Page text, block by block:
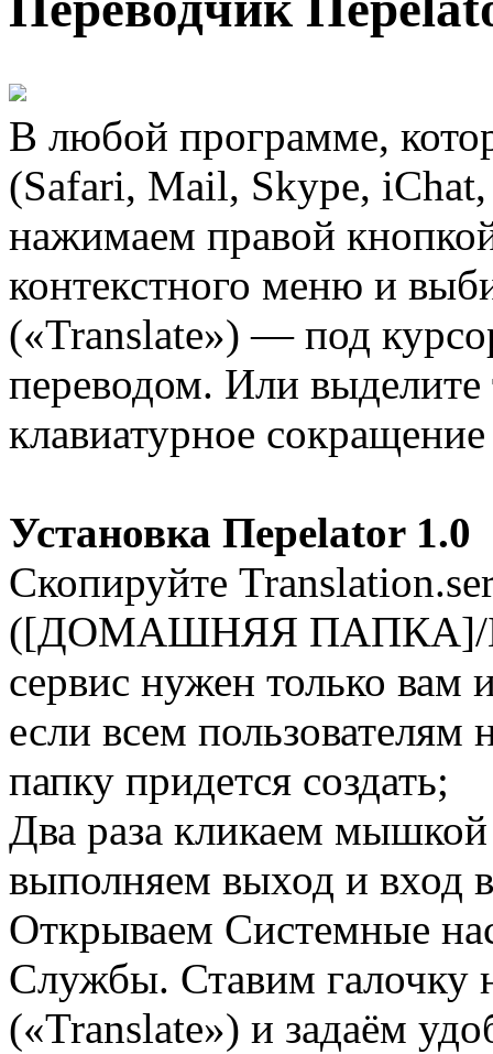
В любой программе,
(Safari, Mail, Skype,
нажимаем правой
контекстного меню и
(«Translate») — под
переводом. Или выделите
клавиатурное сокращение
Установка Переlator 1.0
Скопируйте
([ДОМАШНЯЯ ПАПКА]/
сервис нужен только
если всем
папку придется создать;
Два раза кликаем
выполняем выход и вход
Открываем Системные
Службы. Ставим галочку
(«Translate») и задаём